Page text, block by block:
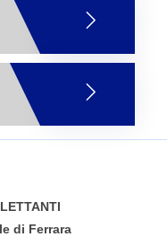
di Ferrara